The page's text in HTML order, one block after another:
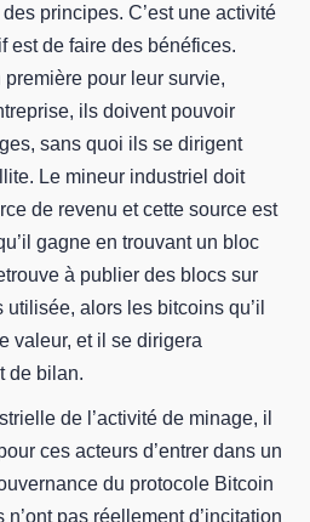
des principes. C’est une activité
est de faire des bénéfices.
première pour leur survie,
ils doivent pouvoir
sans quoi ils se dirigent
Le mineur industriel doit
de revenu et cette source est
gagne en trouvant un bloc
à publier des blocs sur
alors les bitcoins qu’il
valeur, et il se dirigera
de bilan.
de l’activité de minage, il
ces acteurs d’entrer dans un
du protocole Bitcoin
pas réellement d’incitation